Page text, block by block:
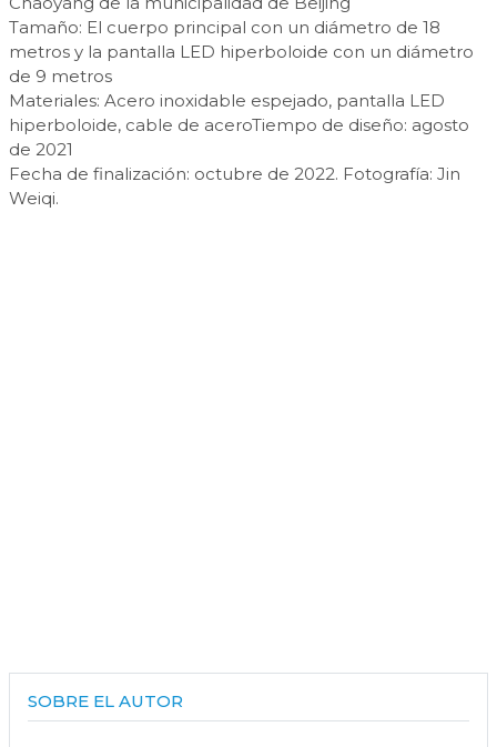
Tamaño: El cuerpo principal con un diámetro de 18
metros y la pantalla LED hiperboloide con un diámetro
de 9 metros
Materiales: Acero inoxidable espejado, pantalla LED
hiperboloide, cable de aceroTiempo de diseño: agosto
de 2021
Fecha de finalización: octubre de 2022. Fotografía: Jin
Weiqi.
SOBRE EL AUTOR